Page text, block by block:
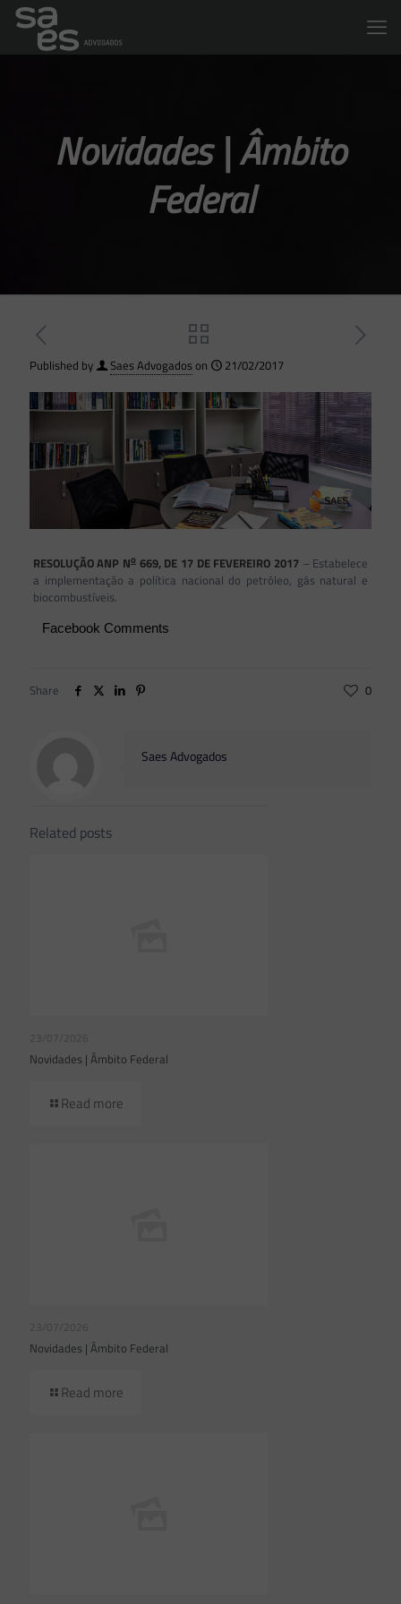
Novidades | Âmbito
Federal
Published by Saes Advogadoson 21/02/2017
RESOLUÇÃO ANP No 669, DE 17 DE FEVEREIRO 2017– Estabelece
a implementação a política nacional do petróleo, gás natural e
biocombustíveis.
Facebook Comments
Share 0
Saes Advogados
Related posts
23/07/2026
Novidades | Âmbito Federal
Read more
23/07/2026
Novidades | Âmbito Federal
Read more